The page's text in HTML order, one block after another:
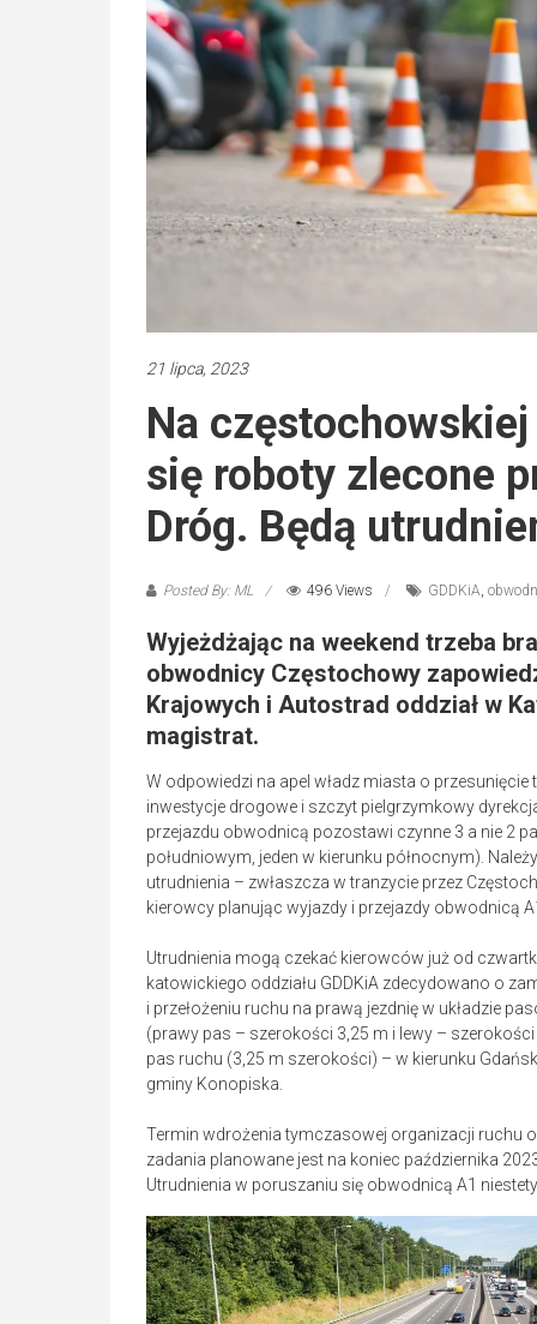
21 lipca, 2023
Na
się roboty zlecone
Dróg. Będą
Posted By: ML 496 Views GDDKiA,
Wyjeżdżając na weekend trzeba
obwodnicy Częstochowy
Krajowych i Autostrad oddział w
magistrat.
W odpowiedzi na apel władz miasta o
inwestycje drogowe i szczyt pielgrzymkowy
przejazdu obwodnicą pozostawi czynne 3 a nie 2
południowym, jeden w kierunku północnym).
utrudnienia – zwłaszcza w tranzycie przez
kierowcy planując wyjazdy i przejazdy obwodnicą
Utrudnienia mogą czekać kierowców już od
katowickiego oddziału GDDKiA zdecydowano o
i przełożeniu ruchu na prawą jezdnię w układzie
(prawy pas – szerokości 3,25 m i lewy –
pas ruchu (3,25 m szerokości) – w kierunku
gminy Konopiska.
Termin wdrożenia tymczasowej organizacji ruchu
zadania planowane jest na koniec października
Utrudnienia w poruszaniu się obwodnicą A1